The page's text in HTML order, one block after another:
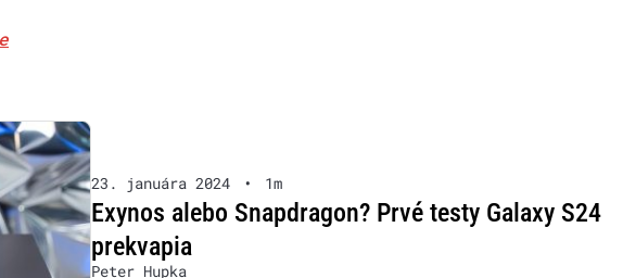
23. januára 2024 • 1m
Exynos alebo Snapdragon? Prvé testy Galaxy S24
prekvapia
Peter Hupka